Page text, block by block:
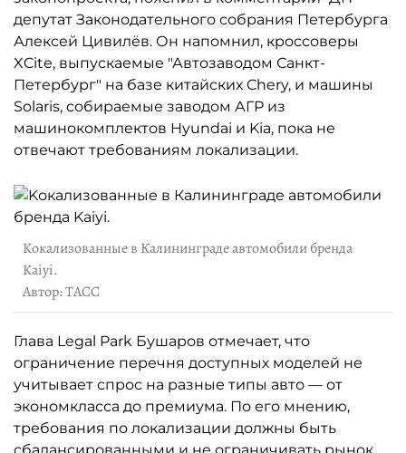
депутат Законодательного собрания Петербурга
Алексей Цивилёв. Он напомнил, кроссоверы
XCite, выпускаемые "Автозаводом Санкт-
Петербург" на базе китайских Chery, и машины
Solaris, собираемые заводом АГР из
машинокомплектов Hyundai и Kia, пока не
отвечают требованиям локализации.
Kокализованные в Калининграде автомобили бренда
Kaiyi.
Автор: ТАСС
Глава Legal Park Бушаров отмечает, что
ограничение перечня доступных моделей не
учитывает спрос на разные типы авто — от
экономкласса до премиума. По его мнению,
требования по локализации должны быть
сбалансированными и не ограничивать рынок,